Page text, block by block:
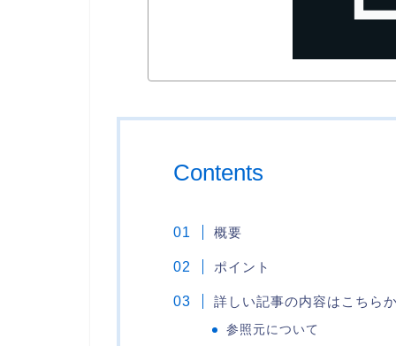
Contents
概要
ポイント
詳しい記事の内容はこちら
参照元について